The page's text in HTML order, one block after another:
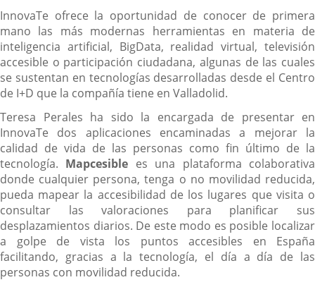
InnovaTe ofrece la oportunidad de conocer de primera
mano las más modernas herramientas en materia de
inteligencia artificial, BigData, realidad virtual, televisión
accesible o participación ciudadana, algunas de las cuales
se sustentan en tecnologías desarrolladas desde el Centro
de I+D que la compañía tiene en Valladolid.
Teresa Perales ha sido la encargada de presentar en
InnovaTe dos aplicaciones encaminadas a mejorar la
calidad de vida de las personas como fin último de la
tecnología. Mapcesible es una plataforma colaborativa
donde cualquier persona, tenga o no movilidad reducida,
pueda mapear la accesibilidad de los lugares que visita o
consultar las valoraciones para planificar sus
desplazamientos diarios. De este modo es posible localizar
a golpe de vista los puntos accesibles en España
facilitando, gracias a la tecnología, el día a día de las
personas con movilidad reducida.